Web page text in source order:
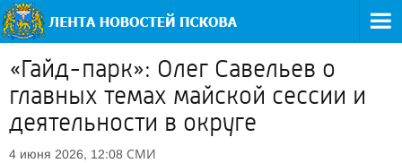
«Гайд-парк»: Олег Савельев о
главных темах майской сессии и
деятельности в округе
4 июня 2026, 12:08 СМИ